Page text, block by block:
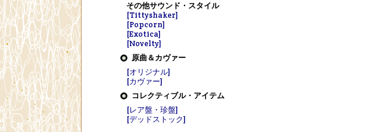
その他サウンド・スタイル
[Tittyshaker]
[Popcorn]
[Exotica]
[Novelty]
原曲＆カヴァー
[オリジナル]
[カヴァー]
コレクティブル・アイテム
[レア盤・珍盤]
[デッドストック]